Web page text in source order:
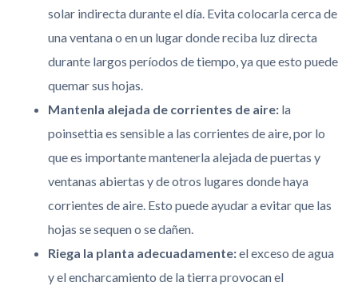
solar indirecta durante el día. Evita colocarla cerca de
una ventana o en un lugar donde reciba luz directa
durante largos períodos de tiempo, ya que esto puede
quemar sus hojas.
Mantenla alejada de corrientes de aire: la
poinsettia es sensible a las corrientes de aire, por lo
que es importante mantenerla alejada de puertas y
ventanas abiertas y de otros lugares donde haya
corrientes de aire. Esto puede ayudar a evitar que las
hojas se sequen o se dañen.
Riega la planta adecuadamente:el exceso de agua
y el encharcamiento de la tierra provocan el